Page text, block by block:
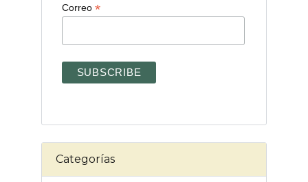
Correo *
Categorías